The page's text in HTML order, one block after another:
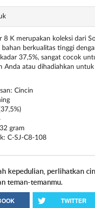
8 K merupakan koleksi dari
berkualitas tinggi
37,5%, sangat cocok
Anda atau dihadiahkan
Cincin
gram
C-SJ-C8-108
kepedulian, perlihatkan
teman-temanmu.
TWITTER